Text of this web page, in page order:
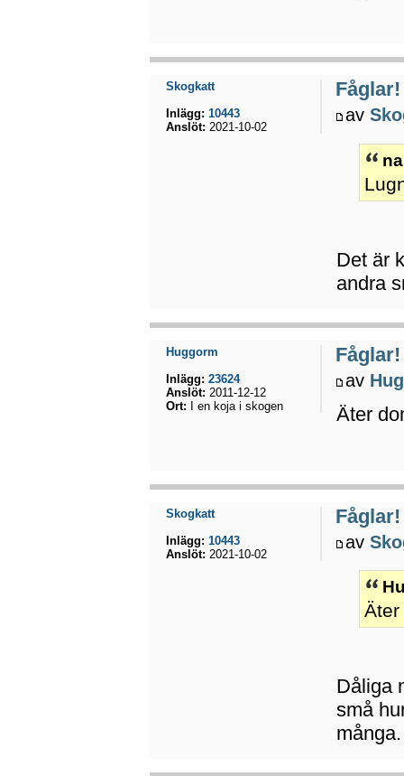
Fåglar!
av
Det är
andra
Skogkatt
Inlägg: 10443
Anslöt: 2021-10-02
Fåglar!
av
Äter
Huggorm
Inlägg: 23624
Anslöt: 2011-12-12
Ort: I en koja i skogen
Fåglar!
av
Dåliga
små
Skogkatt
Inlägg: 10443
Anslöt: 2021-10-02